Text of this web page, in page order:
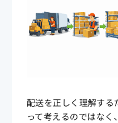
配送を正しく理解する
って考えるのではなく